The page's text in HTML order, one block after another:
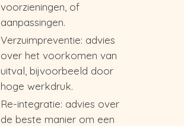
voorzieningen, of
aanpassingen.
Verzuimpreventie: advies
over het voorkomen van
uitval, bijvoorbeeld door
hoge werkdruk.
Re-integratie: advies over
de beste manier om een